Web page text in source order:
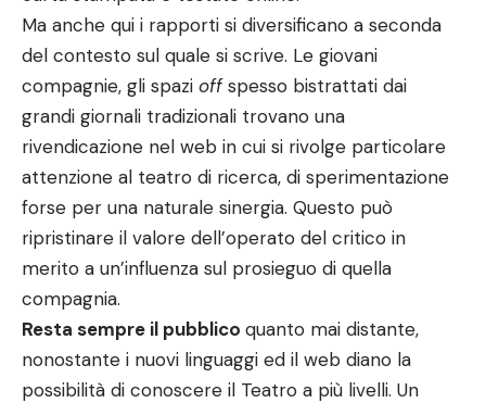
Ma anche qui i rapporti si diversificano a seconda
del contesto sul quale si scrive. Le giovani
compagnie, gli spazi offspesso bistrattati dai
grandi giornali tradizionali trovano una
rivendicazione nel web in cui si rivolge particolare
attenzione al teatro di ricerca, di sperimentazione
forse per una naturale sinergia. Questo può
ripristinare il valore dell’operato del critico in
merito a un’influenza sul prosieguo di quella
compagnia.
Resta sempre il pubblico quanto mai distante,
nonostante i nuovi linguaggi ed il web diano la
possibilità di conoscere il Teatro a più livelli. Un